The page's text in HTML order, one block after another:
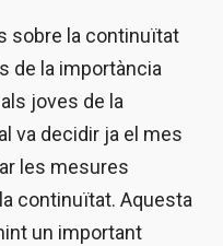
sobre la continuïtat
de la importància
joves de la
va decidir ja el mes
les mesures
continuïtat. Aquesta
un important